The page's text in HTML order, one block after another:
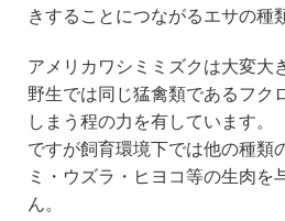
きすることにつながるエサの種
アメリカワシミミズクは大変大
野生では同じ猛禽類であるフク
しまう程の力を有しています。
ですが飼育環境下では他の種類
ミ・ウズラ・ヒヨコ等の生肉を
ん。